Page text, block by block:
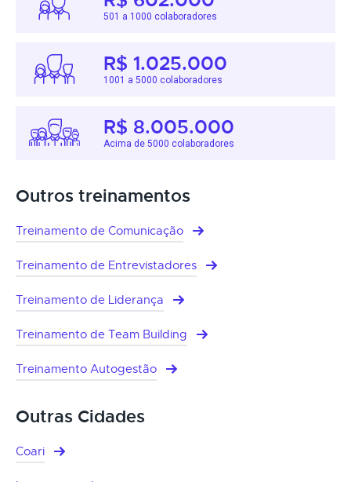
501 a 1000 colaboradores
R$ 1.025.000
1001 a 5000 colaboradores
R$ 8.005.000
Acima de 5000 colaboradores
Outros treinamentos
Treinamento de Comunicação
Treinamento de Entrevistadores
Treinamento de Liderança
Treinamento de Team Building
Treinamento Autogestão
Outras Cidades
Coari